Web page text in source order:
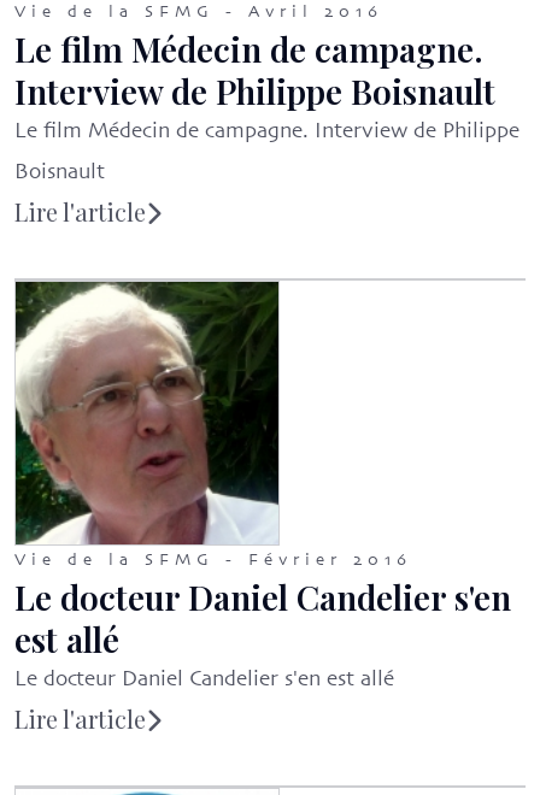
Vie de la SFMG - Avril 2016
Le film Médecin de campagne.
Interview de Philippe Boisnault
Le film Médecin de campagne. Interview de Philippe
Boisnault
Lire l'article
Vie de la SFMG - Février 2016
Le docteur Daniel Candelier s'en
est allé
Le docteur Daniel Candelier s'en est allé
Lire l'article